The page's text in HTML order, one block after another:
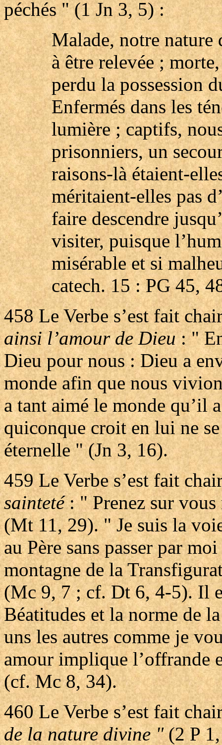
péchés " (1 Jn 3, 5) :
Malade, notre nature
à être relevée ;
perdu la possession
Enfermés dans les
lumière ; captifs,
prisonniers, un
raisons-là étaient-
méritaient-elles pas
faire descendre
visiter, puisque
misérable et si
catech. 15 : PG 45,
458 Le Verbe s’est fait
ainsi l’amour de Dieu: "
Dieu pour nous : Dieu a
monde afin que nous
a tant aimé le monde qu’il
quiconque croit en lui ne
éternelle " (Jn 3, 16).
459 Le Verbe s’est fait
sainteté: " Prenez sur vous
(Mt 11, 29). " Je suis la
au Père sans passer par
montagne de la
(Mc 9, 7 ; cf. Dt 6, 4-5). Il
Béatitudes et la norme de
uns les autres comme je
amour implique l’offrande
(cf. Mc 8, 34).
460 Le Verbe s’est fait
de la nature divine "(2 P